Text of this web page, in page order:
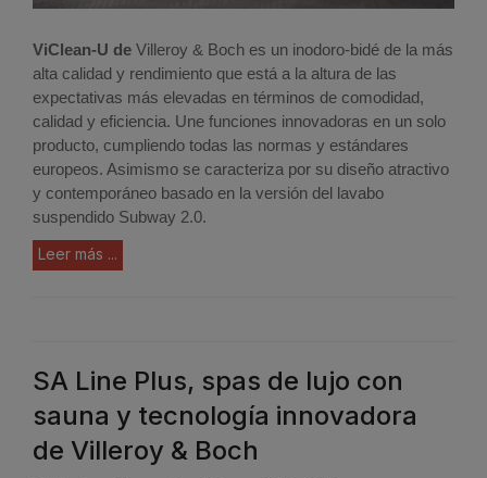
ViClean-U de Villeroy & Boch es un inodoro-bidé de la más
alta calidad y rendimiento que está a la altura de las
expectativas más elevadas en términos de comodidad,
calidad y eficiencia. Une funciones innovadoras en un solo
producto, cumpliendo todas las normas y estándares
europeos. Asimismo se caracteriza por su diseño atractivo
y contemporáneo basado en la versión del lavabo
suspendido Subway 2.0.
Leer más ...
SA Line Plus, spas de lujo con
sauna y tecnología innovadora
de Villeroy & Boch